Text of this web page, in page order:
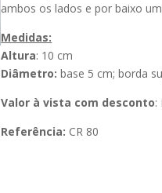
ambos os lados e por baixo
Medidas:
Altura: 10 cm
Diâmetro: base 5 cm; borda
Valor à vista com desconto:
Referência: CR 80